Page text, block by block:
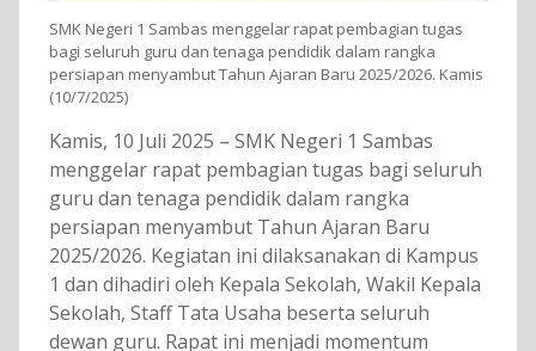
SMK Negeri 1 Sambas menggelar rapat pembagian tugas
bagi seluruh guru dan tenaga pendidik dalam rangka
persiapan menyambut Tahun Ajaran Baru 2025/2026. Kamis
(10/7/2025)
Kamis, 10 Juli 2025 – SMK Negeri 1 Sambas
menggelar rapat pembagian tugas bagi seluruh
guru dan tenaga pendidik dalam rangka
persiapan menyambut Tahun Ajaran Baru
2025/2026. Kegiatan ini dilaksanakan di Kampus
1 dan dihadiri oleh Kepala Sekolah, Wakil Kepala
Sekolah, Staff Tata Usaha beserta seluruh
dewan guru. Rapat ini menjadi momentum